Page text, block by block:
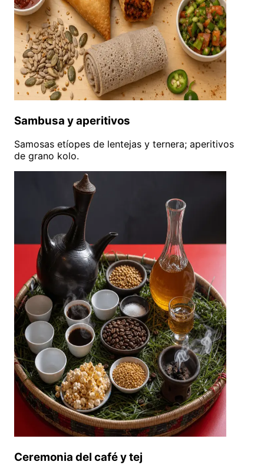
Sambusa y aperitivos
Samosas etíopes de lentejas y ternera; aperitivos
de grano kolo.
Ceremonia del café y tej